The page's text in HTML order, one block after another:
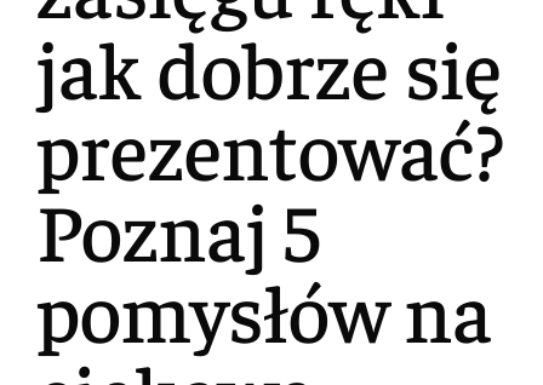
jak dobrze się
prezentować?
Poznaj 5
pomysłów na